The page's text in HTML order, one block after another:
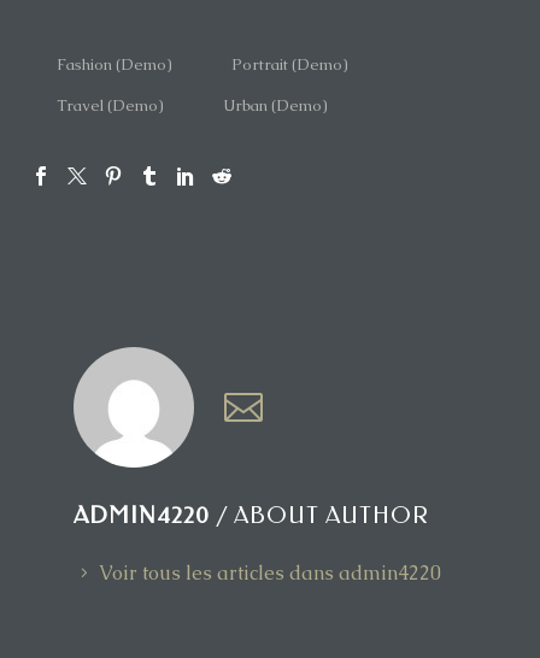
Fashion (Demo)
Portrait (Demo)
Travel (Demo)
Urban (Demo)
ADMIN4220 / ABOUT AUTHOR
Voir tous les articles dans admin4220